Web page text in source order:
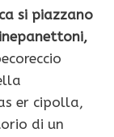
si piazzano
er cipolla,
di un